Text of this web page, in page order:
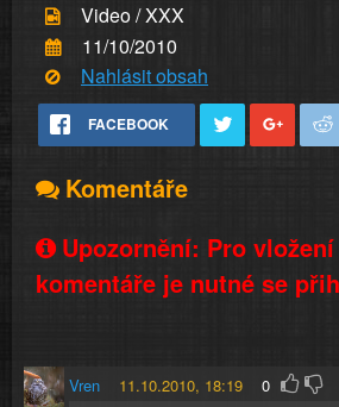
Video / XXX
11/10/2010
Nahlásit obsah
FACEBOOK
Komentáře
Upozornění: Pro
komentáře je nutné se
Vren 11.10.2010, 18:19 0